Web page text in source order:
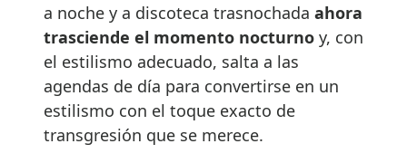
a noche y a discoteca trasnochada ahora
trasciende el momento nocturno y, con
el estilismo adecuado, salta a las
agendas de día para convertirse en un
estilismo con el toque exacto de
transgresión que se merece.